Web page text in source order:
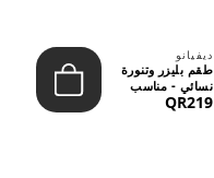
ديفيانو
طقم بليزر وتنورة
نسائي - مناسب
للعمل الرسمي
QR219